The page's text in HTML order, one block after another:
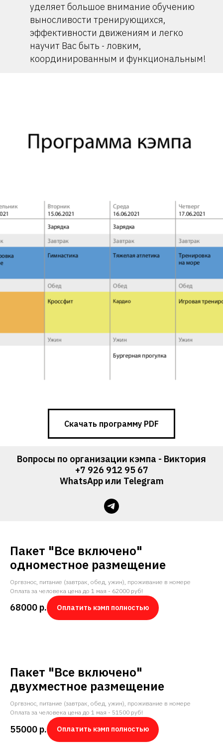
уделяет большое внимание обучению
выносливости тренирующихся,
эффективности движениям и легко
научит Вас быть - ловким,
координированным и функциональным!
Скачать программу PDF
Вопросы по организации кэмпа - Виктория
+7 926 912 95 67
WhatsApp или Telegram
Пакет "Все включено"
одноместное размещение
Оргвзнос, питание (завтрак, обед, ужин), проживание в номере
Оплата за человека цена до 1 мая - 62000 руб!
68000 р. Оплатить кэмп полностью
Пакет "Все включено"
двухместное размещение
Оргвзнос, питание (завтрак, обед, ужин), проживание в номере
Оплата за человека цена до 1 мая - 51500 руб!
55000 р. Оплатить кэмп полностью